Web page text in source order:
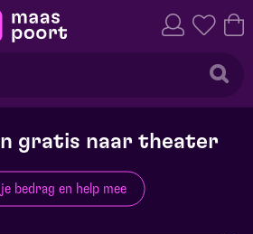
gratis naar theater
je bedrag en help mee